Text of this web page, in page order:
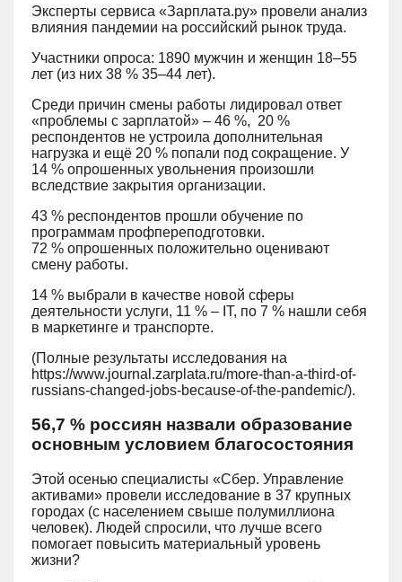
Эксперты сервиса «Зарплата.ру» провели анализ
влияния пандемии на российский рынок труда.
Участники опроса: 1890 мужчин и женщин 18–55
лет (из них 38 % 35–44 лет).
Среди причин смены работы лидировал ответ
«проблемы с зарплатой» – 46 %, 20 %
респондентов не устроила дополнительная
нагрузка и ещё 20 % попали под сокращение. У
14 % опрошенных увольнения произошли
вследствие закрытия организации.
43 % респондентов прошли обучение по
программам профпереподготовки.
72 % опрошенных положительно оценивают
смену работы.
14 % выбрали в качестве новой сферы
деятельности услуги, 11 % – IT, по 7 % нашли себя
в маркетинге и транспорте.
(Полные результаты исследования на
https://www.journal.zarplata.ru/more-than-a-third-of-
russians-changed-jobs-because-of-the-pandemic/).
56,7 % россиян назвали образование
основным условием благосостояния
Этой осенью специалисты «Сбер. Управление
активами» провели исследование в 37 крупных
городах (с населением свыше полумиллиона
человек). Людей спросили, что лучше всего
помогает повысить материальный уровень
жизни?